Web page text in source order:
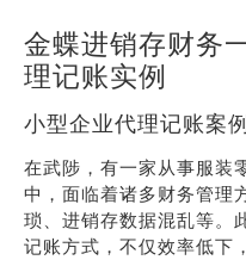
金蝶进销存财务
理记账实例
小型企业代理记账案例
在武陟，有一家从事服装
中，面临着诸多财务管理
琐、进销存数据混乱等。
记账方式，不仅效率低下